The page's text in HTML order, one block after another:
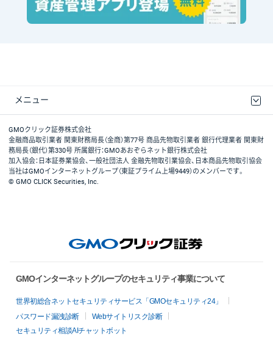
メニュー
取引規程・約款
最良執行方針
ディスクレイマー
リスク説明
GMOクリック証券ホームページ
GMOクリック証券株式会社
金融商品取引業者 関東財務局長（金商）第77号 商品先物取引業者 銀行代理業者 関東財
務局長（銀代）第330号 所属銀行：GMOあおぞらネット銀行株式会社
加入協会：日本証券業協会、一般社団法人 金融先物取引業協会、日本商品先物取引協会
当社はGMOインターネットグループ（東証プライム上場9449）のメンバーです。
© GMO CLICK Securities, Inc.
GMOインターネットグループのセキュリティ事業について
世界初総合ネットセキュリティサービス「GMOセキュリティ24」
パスワード漏洩診断
Webサイトリスク診断
セキュリティ相談AIチャットボット